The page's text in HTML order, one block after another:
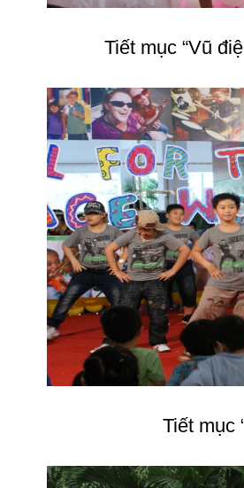
Tiết mục “Vũ
Tiết mục